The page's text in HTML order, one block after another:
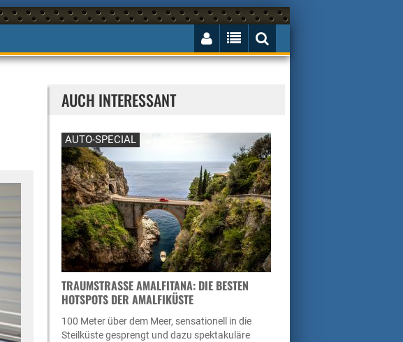
AUCH INTERESSANT
AUTO-SPECIAL
TRAUMSTRASSE AMALFITANA: DIE BESTEN H
OTSPOTS DER AMALFIKÜSTE
100 Meter über dem Meer, sensationell in die
Steilküste gesprengt und dazu spektakuläre